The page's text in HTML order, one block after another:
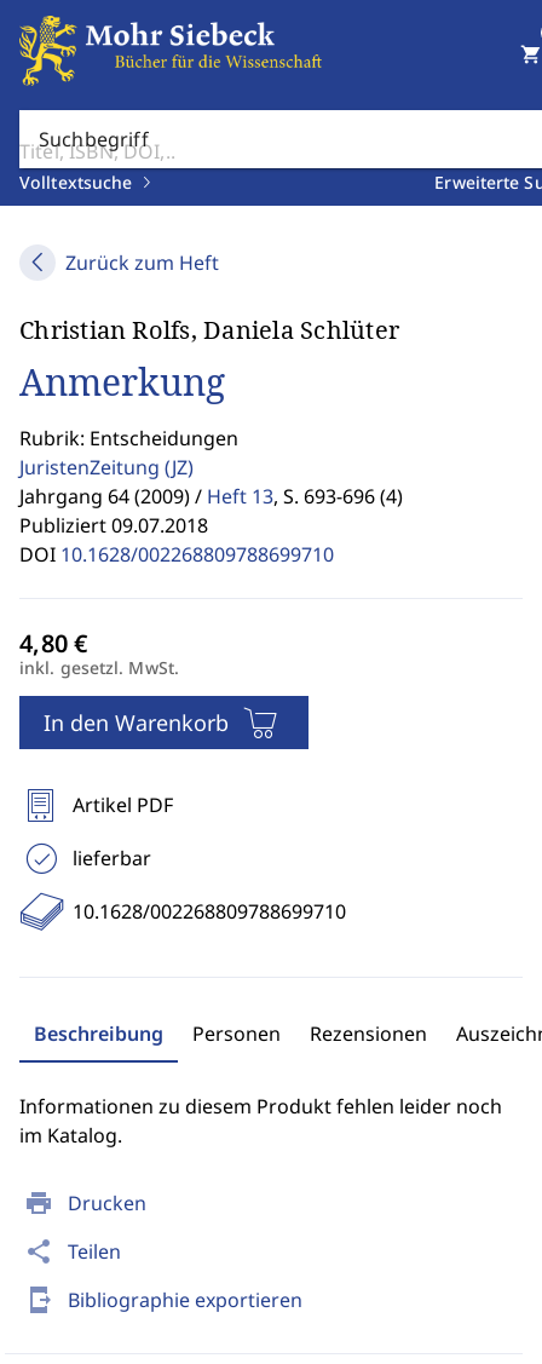
Suchbegriff
Volltextsuche Erweiterte
shopping_cart
Zurück zum Heft
print Drucken
share Teilen
send_to_mobile Bibliographie exportieren
Christian Rolfs, Daniela Schlüter
Anmerkung
Rubrik: Entscheidungen
JuristenZeitung (JZ)
Jahrgang 64 (2009) / Heft 13, S. 693-696 (4)
Publiziert 09.07.2018
DOI 10.1628/002268809788699710
inkl. gesetzl. MwSt.
In den Warenkorb
Artikel PDF
lieferbar
10.1628/002268809788699710
Beschreibung Personen Rezensionen
Informationen zu diesem Produkt fehlen leider noch
im Katalog.